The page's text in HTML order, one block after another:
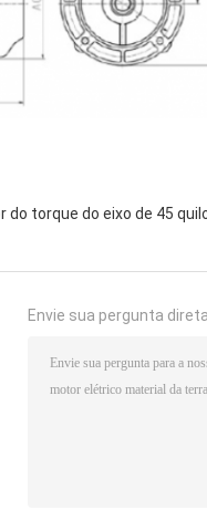
do torque do eixo de 45
Envie sua pergunta